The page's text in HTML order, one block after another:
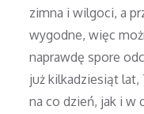
zimna i wilgoci, a
wygodne, więc
naprawdę spore
już kilkadziesiąt
na co dzień, jak i w